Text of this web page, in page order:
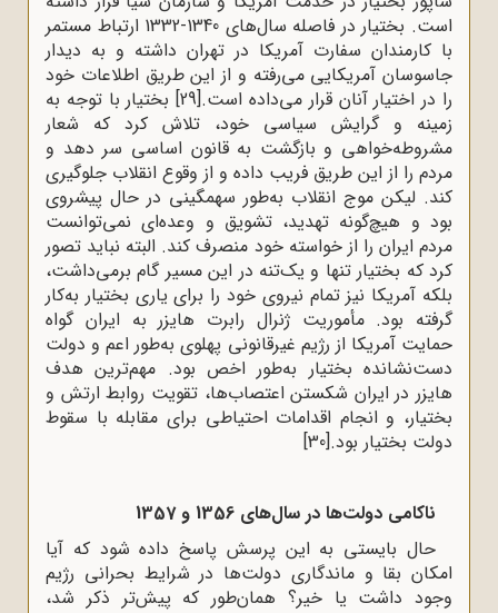
است. بختیار در فاصله سال‌های 1340-1332 ارتباط مستمر
با کارمندان سفارت آمریکا در تهران داشته و به دیدار
جاسوسان آمریکایی می‌رفته و از این طریق اطلاعات خود
را در اختیار آنان قرار می‌داده است.[29]
بختیار با توجه به
زمینه و گرایش سیاسی خود، تلاش کرد که شعار
مشروطه‌خواهی و بازگشت به قانون اساسی سر دهد و
مردم را از این طریق فریب داده و از وقوع انقلاب جلوگیری
کند. لیکن موج انقلاب به‌طور سهمگینی در حال پیشروی
بود و هیچ‌گونه تهدید، تشویق و وعده‌ای نمی‌توانست
مردم ایران را از خواسته خود منصرف کند. البته نباید تصور
کرد که بختیار تنها و یک‌تنه در این مسیر گام برمی‌داشت،
بلکه آمریکا نیز تمام نیروی خود را برای یاری بختیار به‌کار
گرفته بود. مأموریت ژنرال رابرت هایزر به ایران گواه
حمایت آمریکا از رژیم غیرقانونی پهلوی به‌طور اعم و دولت
دست‌نشانده بختیار به‌طور اخص بود. مهم‌ترین هدف
هایزر در ایران شکستن اعتصاب‌ها، تقویت روابط ارتش و
بختیار، و انجام اقدامات احتیاطی برای مقابله با سقوط
دولت بختیار بود.[30]
ناکامی دولت‌ها در سال‌های 1356 و 1357
حال بایستی به این پرسش پاسخ داده شود که آیا
امکان بقا و ماندگاری دولت‌ها در شرایط بحرانی رژیم
وجود داشت یا خیر؟ همان‌طور که پیش‌تر ذکر شد،